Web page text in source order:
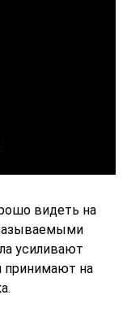
видеть на
усиливают
принимают на